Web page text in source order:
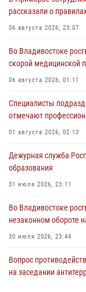
рассказали о
06 августа 2026, 23:07
Во Владивостоке
скорой медицинской
06 августа 2026, 01:11
Специалисты
отмечают
01 августа 2026, 02:13
Дежурная служба
образования
31 июля 2026, 23:11
Во Владивостоке
незаконном обороте
30 июля 2026, 23:44
Вопрос
на заседании